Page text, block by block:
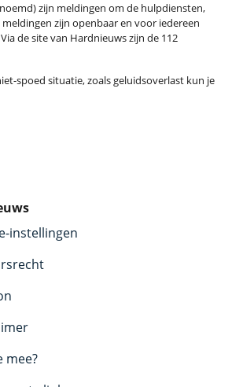
zijn meldingen om de hulpdiensten,
zijn openbaar en voor iedereen
de site van Hardnieuws zijn de 112
spoed situatie, zoals geluidsoverlast kun je
instellingen
mee?